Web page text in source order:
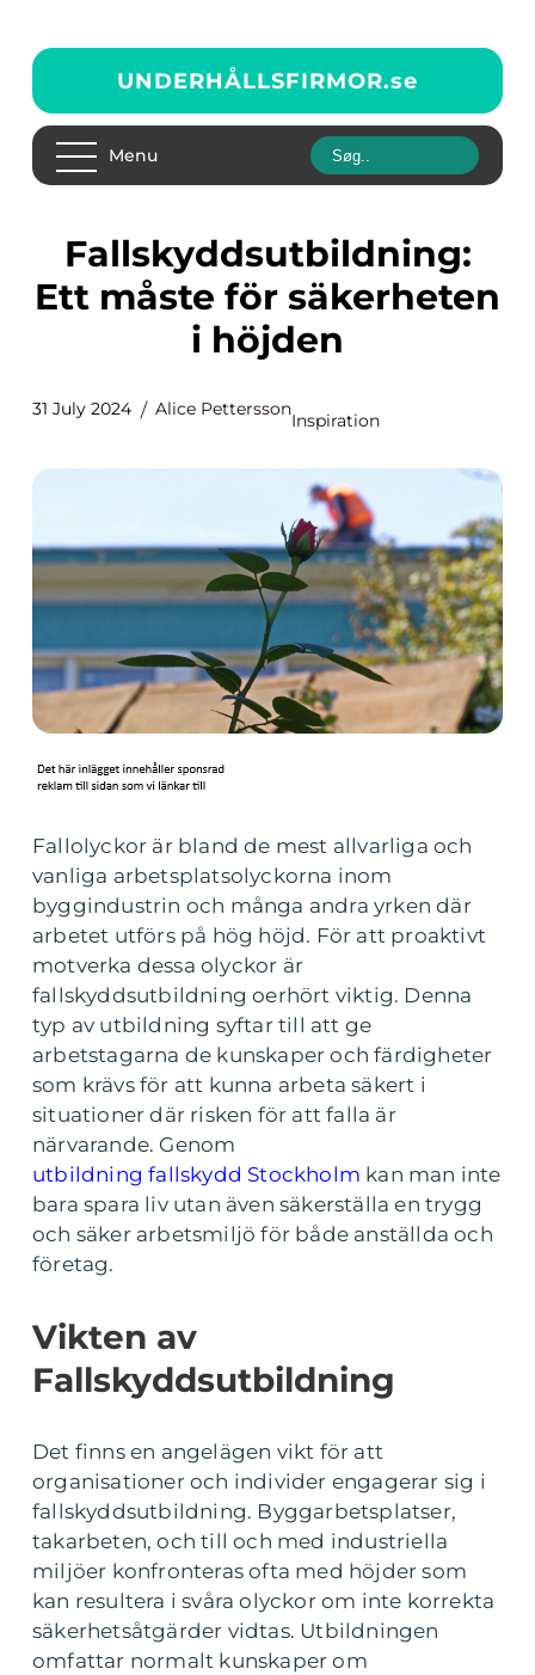
UNDERHÅLLSFIRMOR.se
Menu
Fallskyddsutbildning:
Ett måste för säkerheten
i höjden
31 July 2024 Alice Pettersson
Inspiration
Fallolyckor är bland de mest allvarliga och
vanliga arbetsplatsolyckorna inom
byggindustrin och många andra yrken där
arbetet utförs på hög höjd. För att proaktivt
motverka dessa olyckor är
fallskyddsutbildning oerhört viktig. Denna
typ av utbildning syftar till att ge
arbetstagarna de kunskaper och färdigheter
som krävs för att kunna arbeta säkert i
situationer där risken för att falla är
närvarande. Genom
utbildning fallskydd Stockholm kan man inte
bara spara liv utan även säkerställa en trygg
och säker arbetsmiljö för både anställda och
företag.
Vikten av
Fallskyddsutbildning
Det finns en angelägen vikt för att
organisationer och individer engagerar sig i
fallskyddsutbildning. Byggarbetsplatser,
takarbeten, och till och med industriella
miljöer konfronteras ofta med höjder som
kan resultera i svåra olyckor om inte korrekta
säkerhetsåtgärder vidtas. Utbildningen
omfattar normalt kunskaper om